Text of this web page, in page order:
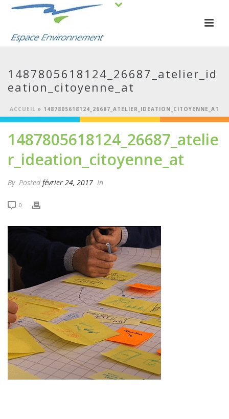
1487805618124_26687_atelier_id
eation_citoyenne_at
ACCUEIL » 1487805618124_26687_ATELIER_IDEATION_CITOYENNE_AT
1487805618124_26687_atelie
r_ideation_citoyenne_at
By Posted février 24, 2017 In
0